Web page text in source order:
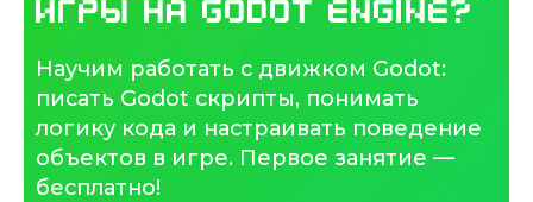
игры на Godot Engine?
Научим работать с движком Godot:
писать Godot скрипты, понимать
логику кода и настраивать поведение
объектов в игре. Первое занятие —
бесплатно!